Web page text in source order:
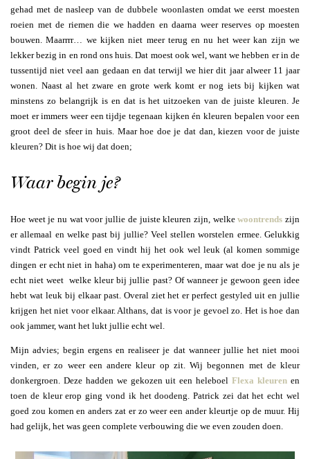
gehad met de nasleep van de dubbele woonlasten omdat we eerst moesten
roeien met de riemen die we hadden en daarna weer reserves op moesten
bouwen. Maarrrr… we kijken niet meer terug en nu het weer kan zijn we
lekker bezig in en rond ons huis. Dat moest ook wel, want we hebben er in de
tussentijd niet veel aan gedaan en dat terwijl we hier dit jaar alweer 11 jaar
wonen. Naast al het zware en grote werk komt er nog iets bij kijken wat
minstens zo belangrijk is en dat is het uitzoeken van de juiste kleuren. Je
moet er immers weer een tijdje tegenaan kijken én kleuren bepalen voor een
groot deel de sfeer in huis. Maar hoe doe je dat dan, kiezen voor de juiste
kleuren? Dit is hoe wij dat doen;
Waar begin je?
Hoe weet je nu wat voor jullie de juiste kleuren zijn, welkewoontrends zijn
er allemaal en welke past bij jullie? Veel stellen worstelen ermee. Gelukkig
vindt Patrick veel goed en vindt hij het ook wel leuk (al komen sommige
dingen er echt niet in haha) om te experimenteren, maar wat doe je nu als je
echt niet weet welke kleur bij jullie past? Of wanneer je gewoon geen idee
hebt wat leuk bij elkaar past. Overal ziet het er perfect gestyled uit en jullie
krijgen het niet voor elkaar. Althans, dat is voor je gevoel zo. Het is hoe dan
ook jammer, want het lukt jullie echt wel.
Mijn advies; begin ergens en realiseer je dat wanneer jullie het niet mooi
vinden, er zo weer een andere kleur op zit. Wij begonnen met de kleur
donkergroen. Deze hadden we gekozen uit een heleboelFlexa kleuren en
toen de kleur erop ging vond ik het doodeng. Patrick zei dat het echt wel
goed zou komen en anders zat er zo weer een ander kleurtje op de muur. Hij
had gelijk, het was geen complete verbouwing die we even zouden doen.